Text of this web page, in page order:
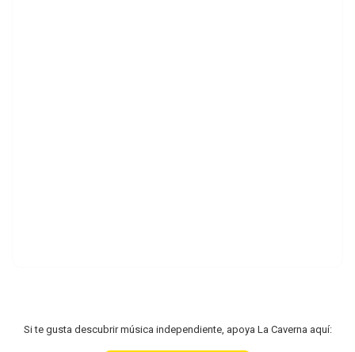
Si te gusta descubrir música independiente, apoya La Caverna aquí: